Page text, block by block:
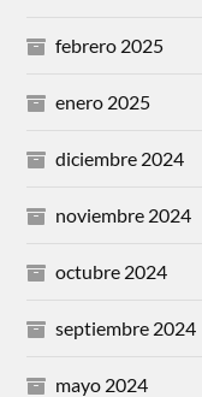
febrero 2025
enero 2025
diciembre 2024
noviembre 2024
octubre 2024
septiembre 2024
mayo 2024